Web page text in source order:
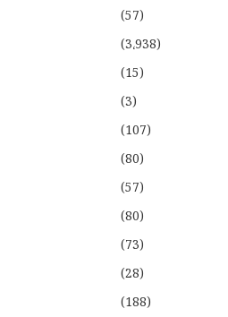
(57)
(3،938)
(15)
(3)
(107)
(80)
(57)
(80)
(73)
(28)
(188)